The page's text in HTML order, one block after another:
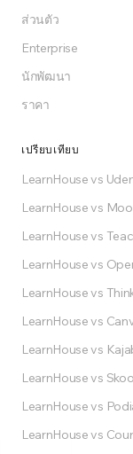
ส่วนตัว
Enterprise
นักพัฒนา
ราคา
เปรียบเทียบ
LearnHouse vs
LearnHouse vs
LearnHouse vs
LearnHouse vs
LearnHouse vs
LearnHouse vs
LearnHouse vs
LearnHouse vs
LearnHouse vs
LearnHouse vs